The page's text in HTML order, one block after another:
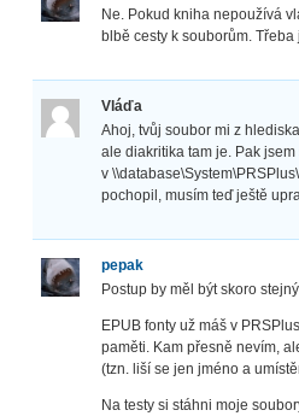
Ne. Pokud kniha nepoužívá
blbě cesty k souborům.
Vláďa
Ahoj, tvůj soubor mi z
ale diakritika tam je. Pak
v
pochopil, musím teď ještě
pepak
Postup by měl být skoro
EPUB fonty už máš v
paměti. Kam přesně nevím,
(tzn. liší se jen jméno a
Na testy si stáhni moje